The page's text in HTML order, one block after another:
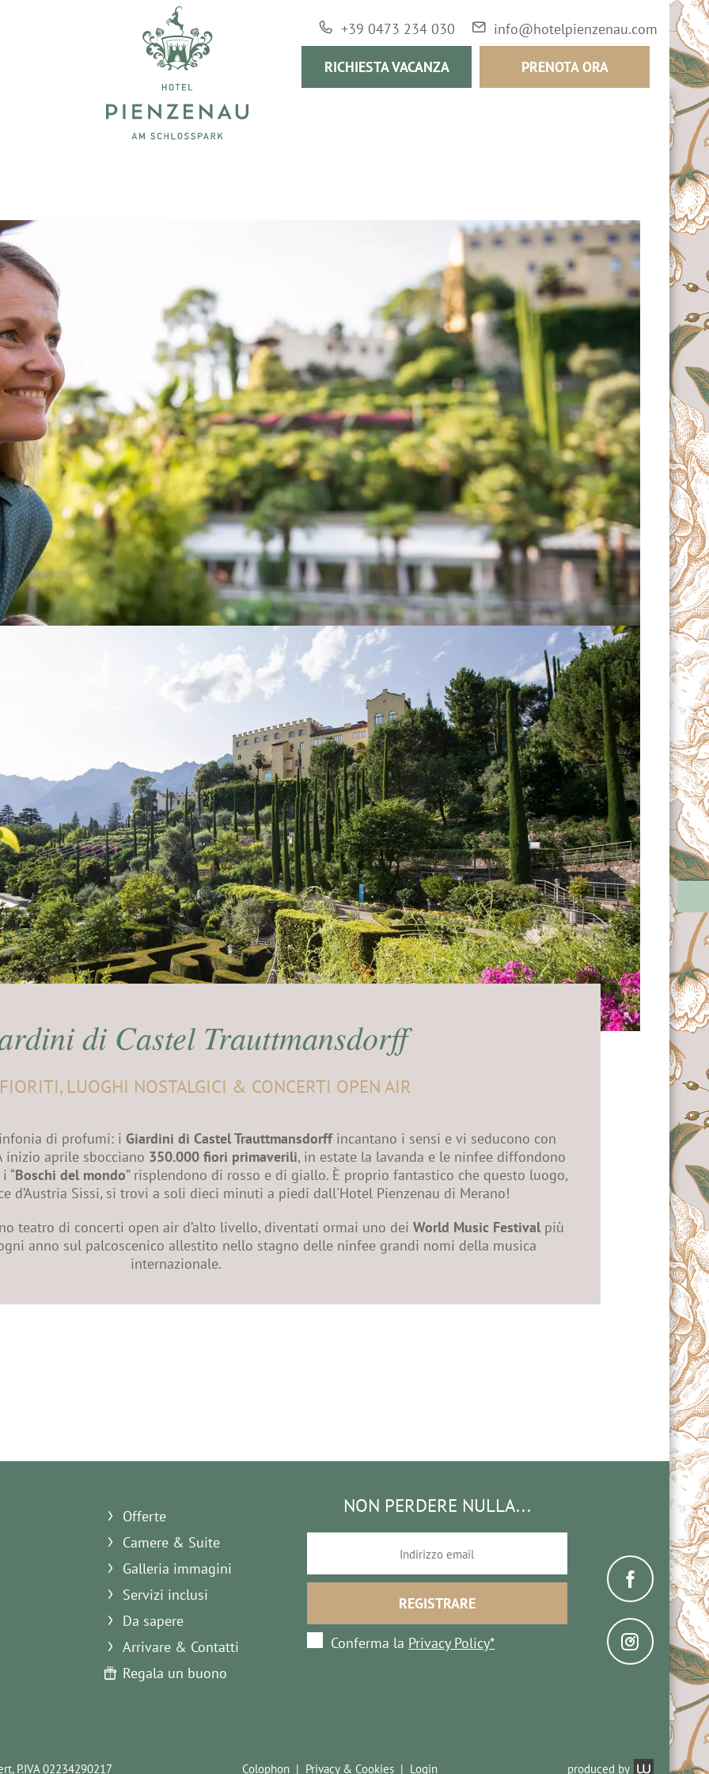
+39 0473 234 030 info@hotelpienzenau.com
RICHIESTA VACANZA PRENOTA ORA
di Castel Trauttmansdorff
LUOGHI NOSTALGICI & CONCERTI OPEN AIR
di profumi: i Giardini di Castel Trauttmansdorffincantano i sensi e vi seducono con
inizio aprile sbocciano 350.000 fiori primaverili, in estate la lavanda e le ninfee diffondono
“Boschi del mondo” risplendono di rosso e di giallo. È proprio fantastico che questo luogo,
d’Austria Sissi, si trovi a soli dieci minuti a piedi dall'Hotel Pienzenau di Merano!
teatro di concerti open air d’alto livello, diventati ormai uno dei World Music Festivalpiù
anno sul palcoscenico allestito nello stagno delle ninfee grandi nomi della musica
internazionale.
Offerte
Camere & Suite
Galleria immagini
Servizi inclusi
Da sapere
Arrivare & Contatti
Regala un buono
NON PERDERE NULLA...
Conferma la Privacy Policy*
P.IVA 02234290217 Colophon Privacy & Cookies Login produced by